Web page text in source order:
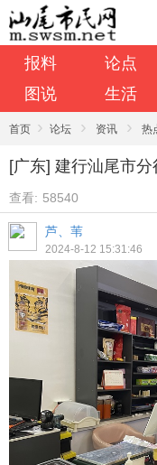
报料 论点
图说
生活
首页 › 论坛 › 资讯 › 热
[广东] 建行汕尾市
查看: 58540
芦、苇
2024-8-12 15:31:46